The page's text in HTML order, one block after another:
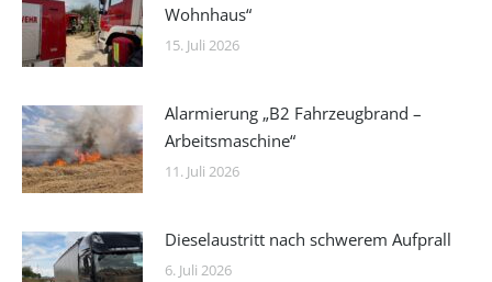
Wohnhaus“
15. Juli 2026
Alarmierung „B2 Fahrzeugbrand –
Arbeitsmaschine“
11. Juli 2026
Dieselaustritt nach schwerem Aufprall
6. Juli 2026